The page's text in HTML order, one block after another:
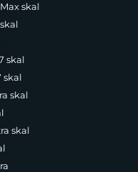
skal
skal
skal
skal
skal